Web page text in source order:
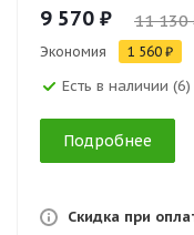
9 570 ₽ 11 130
Экономия 1 560 ₽
Есть в наличии (6)
Подробнее
Скидка при